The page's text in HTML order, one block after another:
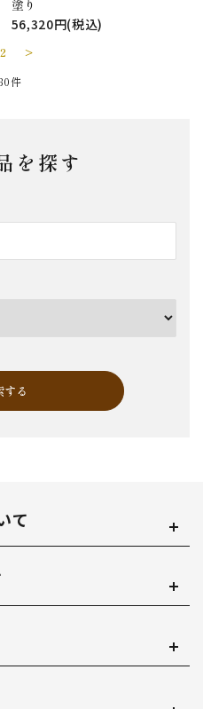
塗り
56,320円(税込)
2
>
件
を探す
する
て